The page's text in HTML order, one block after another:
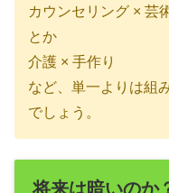
カウンセリング × 芸
とか
介護 × 手作り
など、単一よりは組
でしょう。
将来は暗いのか